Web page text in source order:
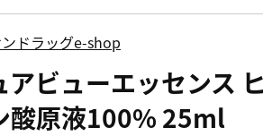
ドラッグe-shop
アビューエッセンス
酸原液100% 25ml